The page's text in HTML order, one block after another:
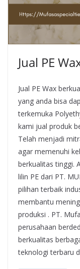
Jual PE
Jual PE Wax
yang anda bisa
terkemuka
kami jual produk
Telah menjadi
agar memenuhi
berkualitas tinggi.
lilin PE dari PT.
pilihan terbaik
membantu
produksi . PT.
perusahaan
berkualitas
teknologi terbaru